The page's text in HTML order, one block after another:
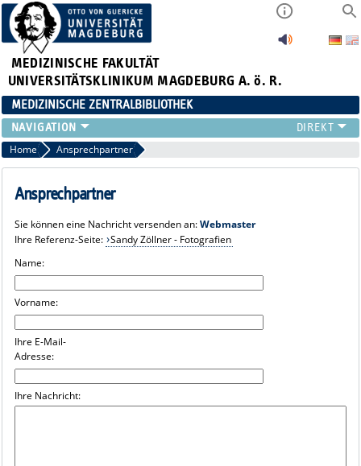
MEDIZINISCHE FAKULTÄT
UNIVERSITÄTSKLINIKUM MAGDEBURG A. ö. R.
MEDIZINISCHE ZENTRALBIBLIOTHEK
LITERATURSUCHE
SERVICE
INFORMATIONSKOMPETENZ
PUBLIZIEREN
SUCHE A-Z
Home Ansprechpartner
Ansprechpartner
Sie können eine Nachricht versenden an:Webmaster
Ihre Referenz-Seite: Sandy Zöllner - Fotografien
Name:
Vorname:
Ihre E-Mail-
Adresse:
Ihre Nachricht: